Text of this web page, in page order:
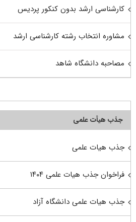
کارشناسی ارشد بدون کنکور پردیس
مشاوره انتخاب رشته کارشناسی ارشد
مصاحبه دانشگاه شاهد
جذب هیأت علمی
جذب هیات علمی
فراخوان جذب هیات علمی ۱۴۰۴
جذب هیات علمی دانشگاه آزاد